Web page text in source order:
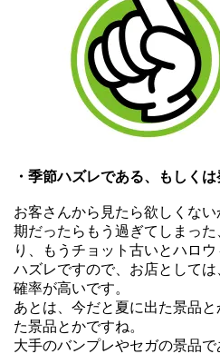
・季節ハズレである、もしく
お客さんから見たら欲しくな
期だったらもう過ぎてしまっ
り、もうチョット古いとハロ
ハズレですので、お店として
確率が高いです。
あとは、今だと夏に出た景品
た景品とかですね。
大手のバンプレやセガの景品